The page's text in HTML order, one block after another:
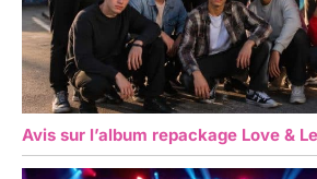
Avis sur l’album repackage Love &